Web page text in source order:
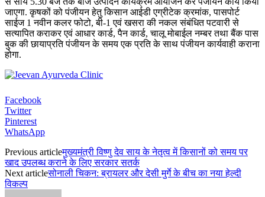
जाएगा. कृषकों को पंजीयन हेतु किसान आईडी एग्रीटेक क्रमांक, पासपोर्ट
साईज 1 नवीन कलर फोटो, बी-1 एवं खसरा की नकल संबंधित पटवारी से
सत्यापित कराकर एवं आधार कार्ड, पैन कार्ड, चालू मोबाईल नम्बर तथा बैंक पास
बुक की छायाप्रति पंजीयन के समय एक प्रति के साथ पंजीयन कार्यवाही कराना
होगा.
Facebook
Twitter
Pinterest
WhatsApp
Previous articleमुख्यमंत्री विष्णु देव साय के नेतृत्व में किसानों को समय पर
खाद उपलब्ध कराने के लिए सरकार सतर्क
Next articleसोनाली चिकन: ब्रायलर और देसी मुर्गे के बीच का नया हेल्दी
विकल्प